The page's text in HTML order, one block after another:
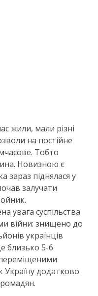
жили, мали різні
на постійне
Тобто
Новизною є
зараз піднялася у
залучати
увага суспільства
війни: знищено до
українців
близько 5-6
додатково